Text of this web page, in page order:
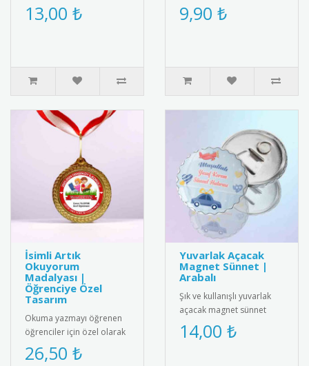
özel bir hediye verin! Tatil
ruhunu yansıtan ş..
13,00 ₺
Sağlıklı yaşam bilincini
yaymak için ideal
9,90 ₺
İsimli Artık
Okuyorum
Madalyası |
Öğrenciye Özel
Tasarım
Okuma yazmayı öğrenen
öğrenciler için özel olarak
hazırlanan isimli artık
okuyorum madalyası.
26,50 ₺
Yuvarlak Açacak
Magnet Sünnet |
Arabalı
Şık ve kullanışlı yuvarlak
açacak magnet sünnet
hediyesi. Yüksek kaliteli
mıknatıs ve paslanmaz
14,00 ₺